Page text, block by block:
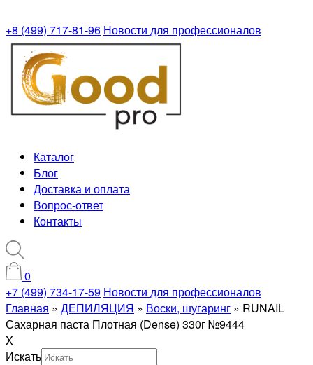
+8 (499) 717-81-96 Новости для профессионалов
Каталог
Блог
Доставка и оплата
Вопрос-ответ
Контакты
0
+7 (499) 734-17-59 Новости для профессионалов
Главная » ДЕПИЛЯЦИЯ » Воски, шугаринг » RUNAIL
Сахарная паста Плотная (Dense) 330г №9444
X
Искать